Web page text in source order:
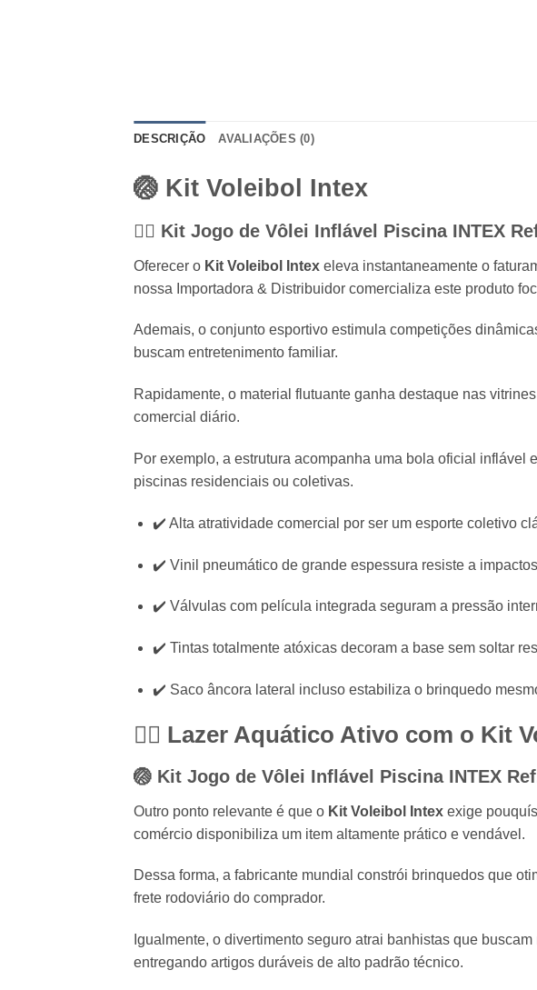
DESCRIÇÃO AVALIAÇÕES (0)
🏐 Kit Voleibol Intex
🤽‍♂️ Kit Jogo de Vôlei Inflável Piscina INTEX
Oferecer o Kit Voleibol Intex eleva instantaneamente o
nossa Importadora & Distribuidor comercializa este produto
Ademais, o conjunto esportivo estimula competições
buscam entretenimento familiar.
Rapidamente, o material flutuante ganha destaque nas
comercial diário.
Por exemplo, a estrutura acompanha uma bola oficial inflável
piscinas residenciais ou coletivas.
✔️ Alta atratividade comercial por ser um esporte coletivo
✔️ Vinil pneumático de grande espessura resiste a
✔️ Válvulas com película integrada seguram a pressão
✔️ Tintas totalmente atóxicas decoram a base sem soltar
✔️ Saco âncora lateral incluso estabiliza o brinquedo
🏊‍♂️ Lazer Aquático Ativo com o Kit
🏐 Kit Jogo de Vôlei Inflável Piscina INTEX
Outro ponto relevante é que o Kit Voleibol Intex exige
comércio disponibiliza um item altamente prático e vendável.
Dessa forma, a fabricante mundial constrói brinquedos que
frete rodoviário do comprador.
Igualmente, o divertimento seguro atrai banhistas que
entregando artigos duráveis de alto padrão técnico.